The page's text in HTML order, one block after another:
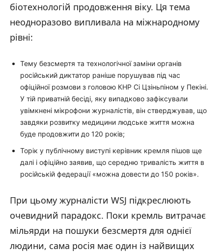
біотехнологій продовження віку. Ця тема
неодноразово випливала на міжнародному
рівні:
Тему безсмертя та технологічної заміни органів
російський диктатор раніше порушував під час
офіційної розмови з головою КНР Сі Цзіньпіном у Пекіні.
У тій приватній бесіді, яку випадково зафіксували
увімкнені мікрофони журналістів, він стверджував, що
завдяки розвитку медицини людське життя можна
буде продовжити до 120 років;
Торік у публічному виступі керівник кремля пішов ще
далі і офіційно заявив, що середню тривалість життя в
російській федерації «можна довести до 150 років».
При цьому журналісти WSJ підкреслюють
очевидний парадокс. Поки кремль витрачає
мільярди на пошуки безсмертя для однієї
людини, сама росія має один із найвищих